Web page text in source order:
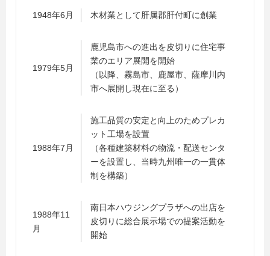
1948年6月 木材業として肝属郡肝付町に創業
1979年5月
鹿児島市への進出を皮切りに住宅事
業のエリア展開を開始
（以降、霧島市、鹿屋市、薩摩川内
市へ展開し現在に至る）
1988年7月
施工品質の安定と向上のためプレカ
ット工場を設置
（各種建築材料の物流・配送センタ
ーを設置し、当時九州唯一の一貫体
制を構築）
1988年11
月
南日本ハウジングプラザへの出店を
皮切りに総合展示場での提案活動を
開始